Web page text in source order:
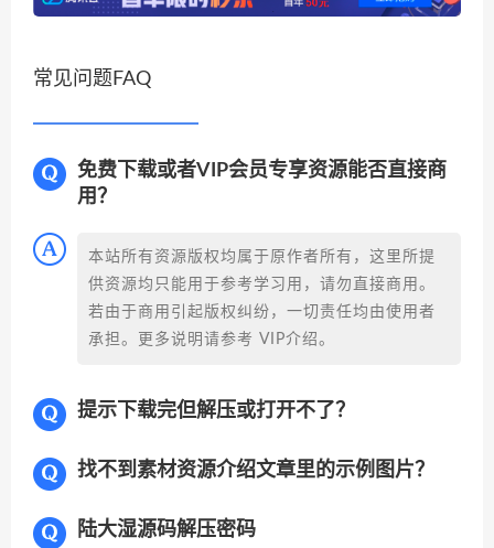
常见问题FAQ
免费下载或者VIP会员专享资源能否直接商
用？
本站所有资源版权均属于原作者所有，这里所提
供资源均只能用于参考学习用，请勿直接商用。
若由于商用引起版权纠纷，一切责任均由使用者
承担。更多说明请参考 VIP介绍。
提示下载完但解压或打开不了？
找不到素材资源介绍文章里的示例图片？
陆大湿源码解压密码